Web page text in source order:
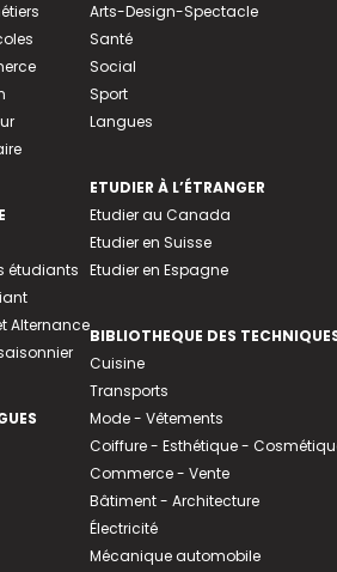
étudiants
Alternance
Arts-Design-Spectacle
Santé
Social
Sport
Langues
ETUDIER À L’ÉTRANGER
Etudier au Canada
Etudier en Suisse
Etudier en Espagne
BIBLIOTHEQUE DES
Cuisine
Transports
Mode - Vêtements
Coiffure - Esthétique -
Commerce - Vente
Bâtiment - Architecture
Électricité
Mécanique automobile